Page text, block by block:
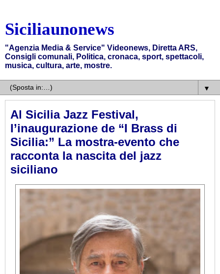
Siciliaunonews
"Agenzia Media & Service" Videonews, Diretta ARS,
Consigli comunali, Politica, cronaca, sport, spettacoli,
musica, cultura, arte, mostre.
▼
Al Sicilia Jazz Festival,
l’inaugurazione de “I Brass di
Sicilia:” La mostra-evento che
racconta la nascita del jazz
siciliano